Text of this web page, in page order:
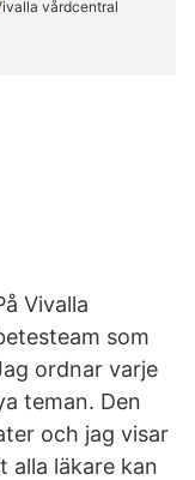
Vivalla
som
ordnar varje
teman. Den
och jag visar
alla läkare kan